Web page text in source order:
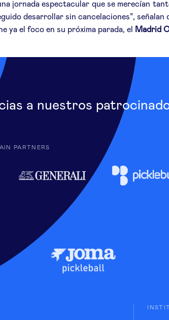
jornada espectacular que se merecían
desarrollar sin cancelaciones”, señalan
ya el foco en su próxima parada, el
Madrid
a nuestros
PARTNERS